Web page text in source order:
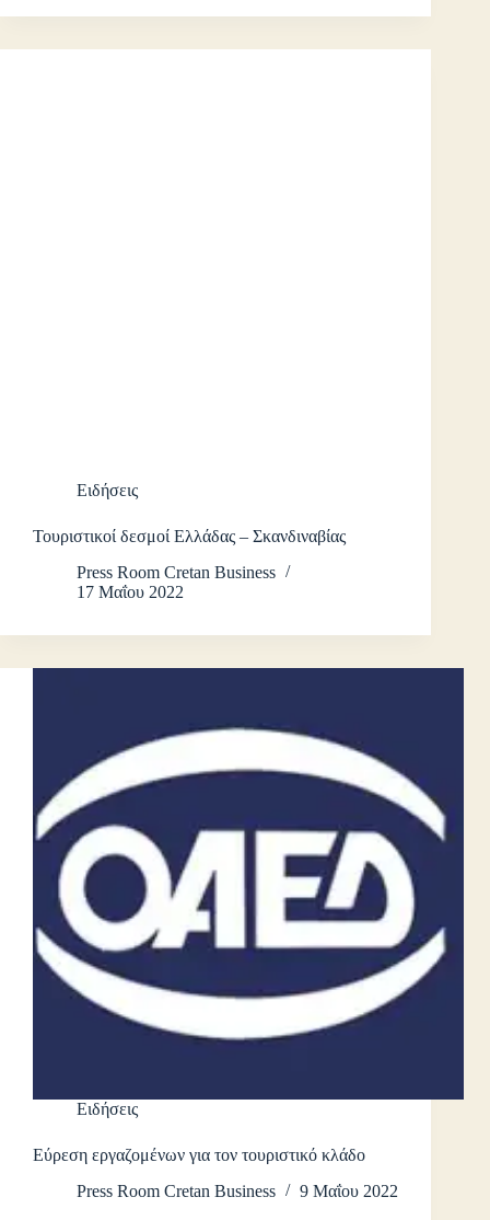
Ειδήσεις
Τουριστικοί δεσμοί Ελλάδας – Σκανδιναβίας
Press Room Cretan Business
17 Μαΐου 2022
Ειδήσεις
Εύρεση εργαζομένων για τον τουριστικό κλάδο
Press Room Cretan Business
9 Μαΐου 2022